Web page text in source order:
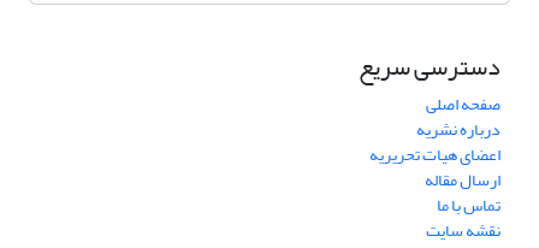
دسترسی سریع
صفحه اصلی
درباره نشریه
اعضای هیات تحریریه
ارسال مقاله
تماس با ما
نقشه سایت